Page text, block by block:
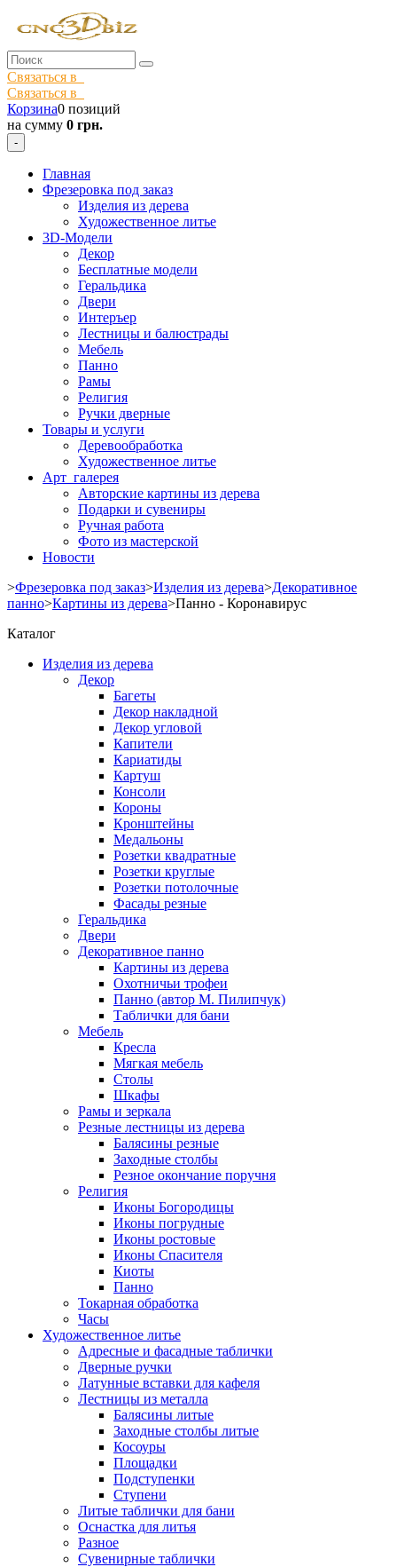
Связаться в
Связаться в
Корзина0 позиций
на сумму 0 грн.
-
Главная
Фрезеровка под заказ
Изделия из дерева
Художественное литье
3D-Модели
Декор
Бесплатные модели
Геральдика
Двери
Интеръер
Лестницы и балюстрады
Мебель
Панно
Рамы
Религия
Ручки дверные
Товары и услуги
Деревообработка
Художественное литье
Арт галерея
Авторские картины из дерева
Подарки и сувениры
Ручная работа
Фото из мастерской
Новости
>Фрезеровка под заказ>Изделия из дерева>Декоративное
панно>Картины из дерева>Панно - Коронавирус
Каталог
Изделия из дерева
Декор
Багеты
Декор накладной
Декор угловой
Капители
Кариатиды
Картуш
Консоли
Короны
Кронштейны
Медальоны
Розетки квадратные
Розетки круглые
Розетки потолочные
Фасады резные
Геральдика
Двери
Декоративное панно
Картины из дерева
Охотничьи трофеи
Панно (автор М. Пилипчук)
Таблички для бани
Мебель
Кресла
Мягкая мебель
Столы
Шкафы
Рамы и зеркала
Резные лестницы из дерева
Балясины резные
Заходные столбы
Резное окончание поручня
Религия
Иконы Богородицы
Иконы погрудные
Иконы ростовые
Иконы Спасителя
Киоты
Панно
Токарная обработка
Часы
Художественное литье
Адресные и фасадные таблички
Дверные ручки
Латунные вставки для кафеля
Лестницы из металла
Балясины литые
Заходные столбы литые
Косоуры
Площадки
Подступенки
Ступени
Литые таблички для бани
Оснастка для литья
Разное
Сувенирные таблички